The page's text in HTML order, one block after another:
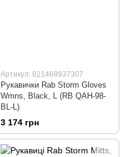
Артикул: 821468937307
Рукавички Rab Storm Gloves
Wmns, Black, L (RB QAH-98-
BL-L)
3 174 грн